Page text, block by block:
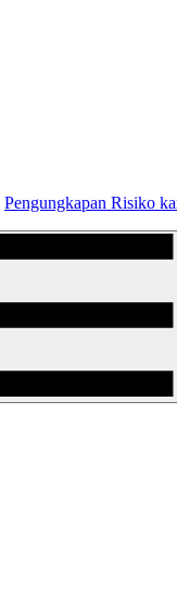
Pengungkapan Risiko